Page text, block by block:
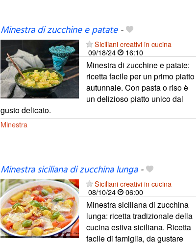
Minestra di zucchine e patate-
Siciliani creativi in cucina
09/18/24
16:10
Minestra di zucchine e patate:
ricetta facile per un primo piatto
autunnale. Con pasta o riso è
un delizioso piatto unico dal
gusto delicato.
Minestra
Minestra siciliana di zucchina lunga-
Siciliani creativi in cucina
08/10/24
06:00
Minestra siciliana di zucchina
lunga: ricetta tradizionale della
cucina estiva siciliana. Ricetta
facile di famiglia, da gustare